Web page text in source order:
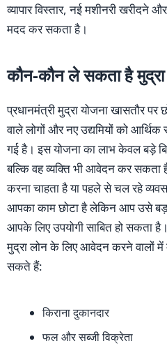
व्यापार विस्तार, नई मशीनरी
मदद कर सकता है।
कौन-कौन ले सकता है
प्रधानमंत्री मुद्रा योजना खासतौर पर
वाले लोगों और नए उद्यमियों को
गई है। इस योजना का लाभ केवल बड़े
बल्कि वह व्यक्ति भी आवेदन कर सकता
करना चाहता है या पहले से चल रहे
आपका काम छोटा है लेकिन आप उसे बड़ा
आपके लिए उपयोगी साबित हो सकता है।
मुद्रा लोन के लिए आवेदन करने वालों
सकते हैं:
किराना दुकानदार
फल और सब्जी विक्रेता